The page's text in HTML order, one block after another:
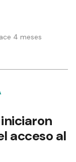
4 meses
acceso al